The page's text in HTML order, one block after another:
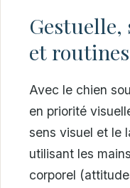
Gestuelle,
et
Avec le chien
en priorité
sens visuel et le
utilisant les
corporel